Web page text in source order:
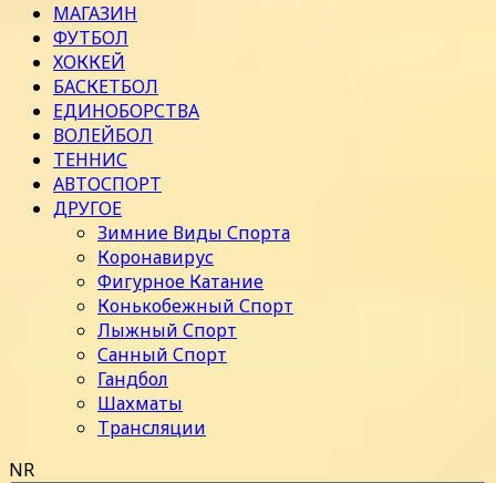
МАГАЗИН
ФУТБОЛ
ХОККЕЙ
БАСКЕТБОЛ
ЕДИНОБОРСТВА
ВОЛЕЙБОЛ
ТЕННИС
АВТОСПОРТ
ДРУГОЕ
Зимние Виды Спорта
Коронавирус
Фигурное Катание
Конькобежный Спорт
Лыжный Спорт
Санный Спорт
Гандбол
Шахматы
Трансляции
NR